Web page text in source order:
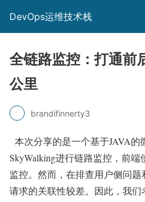
DevOps运维技术栈
全链路监控：打通前
公里
brandifinnerty3
本次分享的是一个基于JAVA
SkyWalking进行链路监控，前端
监控。然而，在排查用户侧问
请求的关联性较差。因此，我们